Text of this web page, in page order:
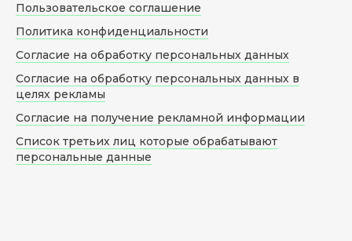
Пользовательское соглашение
Политика конфиденциальности
Согласие на обработку персональных данных
Согласие на обработку персональных данных в
целях рекламы
Согласие на получение рекламной информации
Список третьих лиц которые обрабатывают
персональные данные